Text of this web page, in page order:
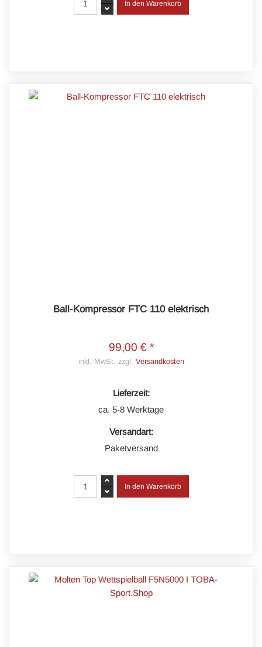
Ball-Kompressor FTC 110 elektrisch
99,00 € *
inkl. MwSt. zzgl. Versandkosten
Lieferzeit:
ca. 5-8 Werktage
Versandart:
Paketversand